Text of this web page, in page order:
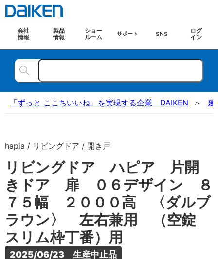
会社
情報
製品
情報
ショー
ルーム
サポート SNS
ログ
イン
「ずっと ここちいいね」を実現する企業 DAIKEN 建
hapia / リビングドア / 開き戸
リビングドア ハピア 片開
きドア 扉 ０６デザイン ８
７５幅 ２０００高 〈ダルブ
ラウン〉 左右兼用 （空錠
スリム枠丁番）用
2025/06/23　生産中止品